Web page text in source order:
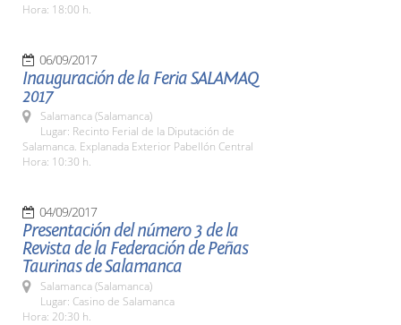
Hora: 18:00 h.
06/09/2017
Inauguración de la Feria SALAMAQ
2017
Salamanca (Salamanca)
Lugar: Recinto Ferial de la Diputación de
Salamanca. Explanada Exterior Pabellón Central
Hora: 10:30 h.
04/09/2017
Presentación del número 3 de la
Revista de la Federación de Peñas
Taurinas de Salamanca
Salamanca (Salamanca)
Lugar: Casino de Salamanca
Hora: 20:30 h.